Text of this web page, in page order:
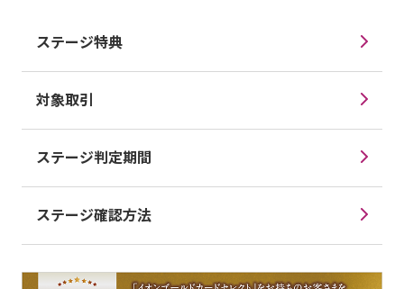
ステージ特典
対象取引
ステージ判定期間
ステージ確認方法